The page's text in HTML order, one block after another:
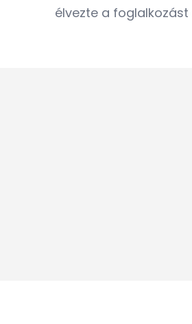
élvezte a foglalkozást